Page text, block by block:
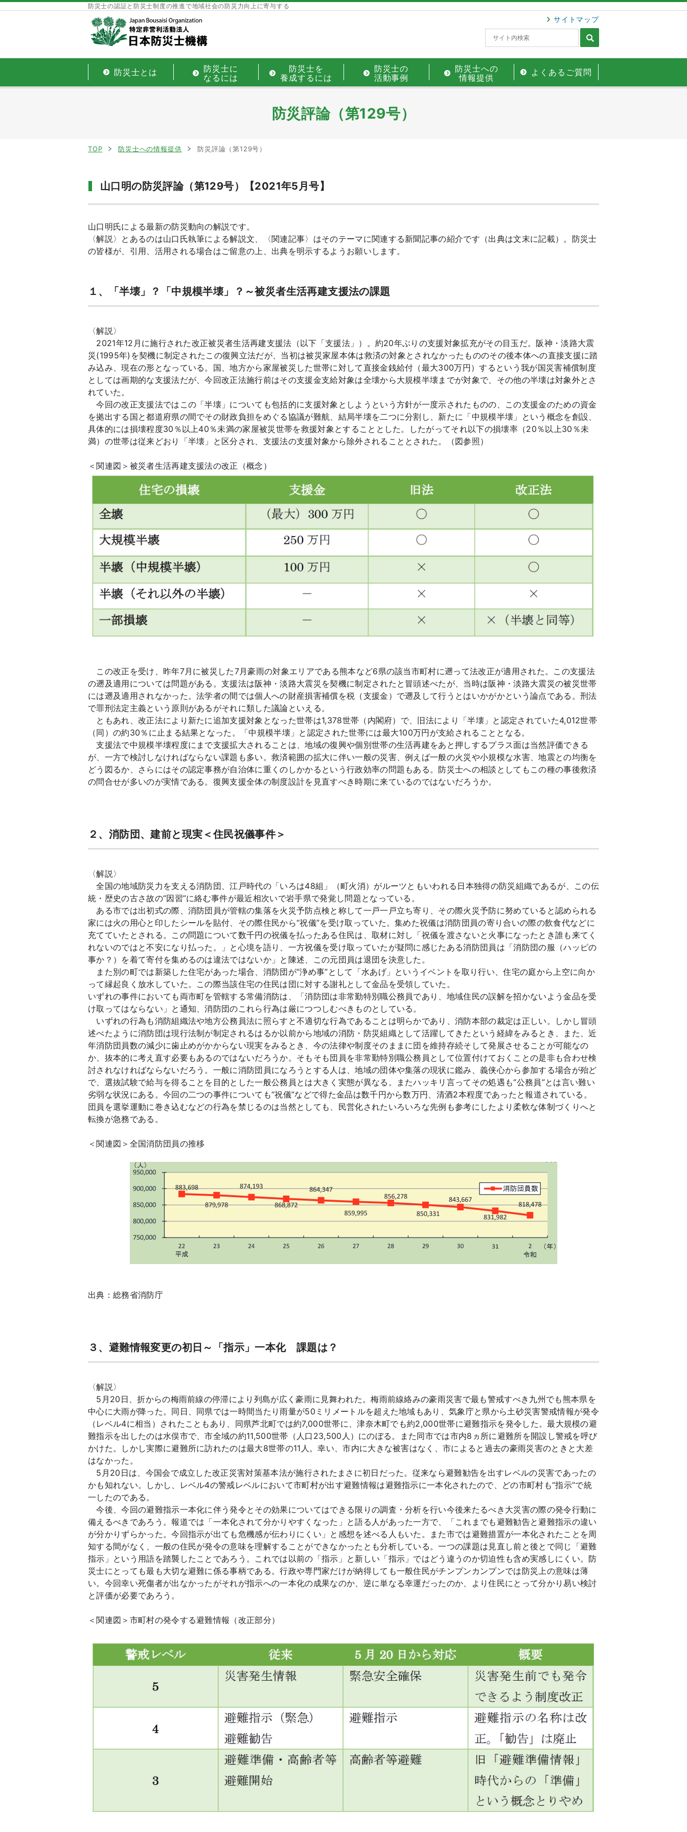
防災士の認証と防災士制度の推進で地域社会の防災力向上に寄与する
サイトマップ
防災士とは
防災士に
なるには
防災士を
養成するには
防災士の
活動事例
防災士への
情報提供
よくあるご質問
防災評論（第129号）
TOP 防災士への情報提供 防災評論（第129号）
山口明の防災評論（第129号）【2021年5月号】
山口明氏による最新の防災動向の解説です。
〈解説〉とあるのは山口氏執筆による解説文、〈関連記事〉はそのテーマに関連する新聞記事の紹介です（出典は文末に記載）。防災士
の皆様が、引用、活用される場合はご留意の上、出典を明示するようお願いします。
１、「半壊」？「中規模半壊」？～被災者生活再建支援法の課題
〈解説〉
2021年12月に施行された改正被災者生活再建支援法（以下「支援法」）。約20年ぶりの支援対象拡充がその目玉だ。阪神・淡路大震
災(1995年)を契機に制定されたこの復興立法だが、当初は被災家屋本体は救済の対象とされなかったもののその後本体への直接支援に踏
み込み、現在の形となっている。国、地方から家屋被災した世帯に対して直接金銭給付（最大300万円）するという我が国災害補償制度
としては画期的な支援法だが、今回改正法施行前はその支援金支給対象は全壊から大規模半壊までが対象で、その他の半壊は対象外とさ
れていた。
今回の改正支援法ではこの「半壊」についても包括的に支援対象としようという方針が一度示されたものの、この支援金のための資金
を拠出する国と都道府県の間でその財政負担をめぐる協議が難航、結局半壊を二つに分割し、新たに「中規模半壊」という概念を創設、
具体的には損壊程度30％以上40％未満の家屋被災世帯を救援対象とすることとした。したがってそれ以下の損壊率（20％以上30％未
満）の世帯は従来どおり「半壊」と区分され、支援法の支援対象から除外されることとされた。（図参照）
＜関連図＞被災者生活再建支援法の改正（概念）
この改正を受け、昨年7月に被災した7月豪雨の対象エリアである熊本など6県の該当市町村に遡って法改正が適用された。この支援法
の遡及適用については問題がある。支援法は阪神・淡路大震災を契機に制定されたと冒頭述べたが、当時は阪神・淡路大震災の被災世帯
には遡及適用されなかった。法学者の間では個人への財産損害補償を税（支援金）で遡及して行うとはいかがかという論点である。刑法
で罪刑法定主義という原則があるがそれに類した議論といえる。
ともあれ、改正法により新たに追加支援対象となった世帯は1,378世帯（内閣府）で、旧法により「半壊」と認定されていた4,012世帯
（同）の約30％に止まる結果となった。「中規模半壊」と認定された世帯には最大100万円が支給されることとなる。
支援法で中規模半壊程度にまで支援拡大されることは、地域の復興や個別世帯の生活再建をあと押しするプラス面は当然評価できる
が、一方で検討しなければならない課題も多い。救済範囲の拡大に伴い一般の災害、例えば一般の火災や小規模な水害、地震との均衡を
どう図るか、さらにはその認定事務が自治体に重くのしかかるという行政効率の問題もある。防災士への相談としてもこの種の事後救済
の問合せが多いのが実情である。復興支援全体の制度設計を見直すべき時期に来ているのではないだろうか。
２、消防団、建前と現実＜住民祝儀事件＞
〈解説〉
全国の地域防災力を支える消防団、江戸時代の「いろは48組」（町火消）がルーツともいわれる日本独得の防災組織であるが、この伝
統・歴史の古さ故の“因習”に絡む事件が最近相次いで岩手県で発覚し問題となっている。
ある市では出初式の際、消防団員が管轄の集落を火災予防点検と称して一戸一戸立ち寄り、その際火災予防に努めていると認められる
家には火の用心と印したシールを貼付、その際住民から“祝儀”を受け取っていた。集めた祝儀は消防団員の寄り合いの際の飲食代などに
充てていたとされる。この問題について数千円の祝儀を払ったある住民は、取材に対し「祝儀を渡さないと火事になったとき誰も来てく
れないのではと不安になり払った。」と心境を語り、一方祝儀を受け取っていたが疑問に感じたある消防団員は「消防団の服（ハッピの
事か？）を着て寄付を集めるのは違法ではないか」と陳述、この元団員は退団を決意した。
また別の町では新築した住宅があった場合、消防団が“浄め事”として「水あげ」というイベントを取り行い、住宅の庭から上空に向か
って縁起良く放水していた。この際当該住宅の住民は団に対する謝礼として金品を受領していた。
いずれの事件においても両市町を管轄する常備消防は、「消防団は非常勤特別職公務員であり、地域住民の誤解を招かないよう金品を受
け取ってはならない」と通知、消防団のこれら行為は厳につつしむべきものとしている。
いずれの行為も消防組織法や地方公務員法に照らすと不適切な行為であることは明らかであり、消防本部の裁定は正しい。しかし冒頭
述べたように消防団は現行法制が制定されるはるか以前から地域の消防・防災組織として活躍してきたという経緯をみるとき、また、近
年消防団員数の減少に歯止めがかからない現実をみるとき、今の法律や制度そのままに団を維持存続そして発展させることが可能なの
か、抜本的に考え直す必要もあるのではないだろうか。そもそも団員を非常勤特別職公務員として位置付けておくことの是非も合わせ検
討されなければならないだろう。一般に消防団員になろうとする人は、地域の団体や集落の現状に鑑み、義侠心から参加する場合が殆ど
で、選抜試験で給与を得ることを目的とした一般公務員とは大きく実態が異なる。またハッキリ言ってその処遇も“公務員”とは言い難い
劣弱な状況にある。今回の二つの事件についても“祝儀”などで得た金品は数千円から数万円、清酒2本程度であったと報道されている。
団員を選挙運動に巻き込むなどの行為を禁じるのは当然としても、民営化されたいろいろな先例も参考にしたより柔軟な体制づくりへと
転換が急務である。
＜関連図＞全国消防団員の推移
出典：総務省消防庁
３、避難情報変更の初日～「指示」一本化 課題は？
〈解説〉
5月20日、折からの梅雨前線の停滞により列島が広く豪雨に見舞われた。梅雨前線絡みの豪雨災害で最も警戒すべき九州でも熊本県を
中心に大雨が降った。同日、同県では一時間当たり雨量が50ミリメートルを超えた地域もあり、気象庁と県から土砂災害警戒情報が発令
（レベル4に相当）されたこともあり、同県芦北町では約7,000世帯に、津奈木町でも約2,000世帯に避難指示を発令した。最大規模の避
難指示を出したのは水俣市で、市全域の約11,500世帯（人口23,500人）にのぼる。また同市では市内8ヵ所に避難所を開設し警戒を呼び
かけた。しかし実際に避難所に訪れたのは最大8世帯の11人。幸い、市内に大きな被害はなく、市によると過去の豪雨災害のときと大差
はなかった。
5月20日は、今国会で成立した改正災害対策基本法が施行されたまさに初日だった。従来なら避難勧告を出すレベルの災害であったの
かも知れない。しかし、レベル4の警戒レベルにおいて市町村が出す避難情報は避難指示に一本化されたので、どの市町村も“指示”で統
一したのである。
今後、今回の避難指示一本化に伴う発令とその効果についてはできる限りの調査・分析を行い今後来たるべき大災害の際の発令行動に
備えるべきであろう。報道では「一本化されて分かりやすくなった」と語る人があった一方で、「これまでも避難勧告と避難指示の違い
が分かりずらかった。今回指示が出ても危機感が伝わりにくい」と感想を述べる人もいた。また市では避難措置が一本化されたことを周
知する間がなく、一般の住民が発令の意味を理解することができなかったとも分析している。一つの課題は見直し前と後とで同じ「避難
指示」という用語を踏襲したことであろう。これでは以前の「指示」と新しい「指示」ではどう違うのか切迫性も含め実感しにくい。防
災士にとっても最も大切な避難に係る事柄である。行政や専門家だけが納得しても一般住民がチンプンカンプンでは防災上の意味は薄
い。今回幸い死傷者が出なかったがそれが指示への一本化の成果なのか、逆に単なる幸運だったのか、より住民にとって分かり易い検討
と評価が必要であろう。
＜関連図＞市町村の発令する避難情報（改正部分）